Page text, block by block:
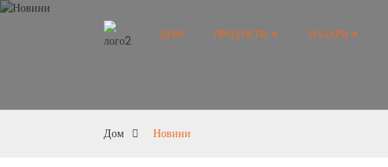
ДОМ ПРОДУКТИ ПАЗАРИ
Дом Новини